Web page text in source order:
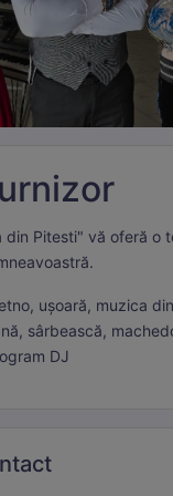
din Pitesti" vă oferă o
ușoară, muzica
sârbească,
DJ